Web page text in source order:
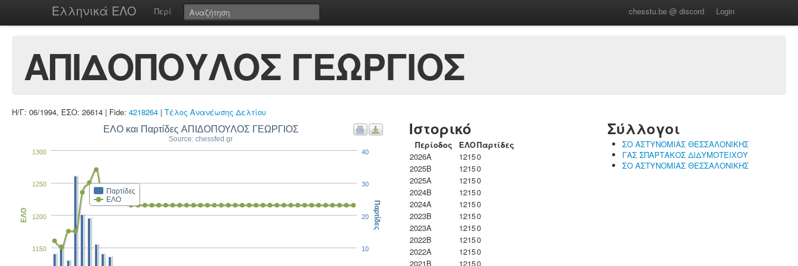
Ελληνικά ΕΛΟ Περί chesstu.be @ discord Login
ΑΠΙΔΟΠΟΥΛΟΣ ΓΕΩΡΓΙΟΣ
Η/Γ: 06/1994, ΕΣΟ: 26614 | Fide: 4218264 | Τέλος Ανανέωσης Δελτίου
ΕΛΟ και Παρτίδες ΑΠΙΔΟΠΟΥΛΟΣ ΓΕΩΡΓΙΟΣ
Source: chessfed.gr
Παρτίδες
ΕΛΟ
1150
1200
1250
1300
ΕΛΟ
10
20
30
40
Παρτίδες
Ιστορικό
Περίοδος ΕΛΟΠαρτίδες
2026A
12150
2025B
12150
2025A
12150
2024B
12150
2024A
12150
2023B
12150
2023Α
12150
2022B
12150
2022A
12150
2021B
12150
Σύλλογοι
ΣΟ ΑΣΤΥΝΟΜΙΑΣ ΘΕΣΣΑΛΟΝΙΚΗΣ
ΓΑΣ ΣΠΑΡΤΑΚΟΣ ΔΙΔΥΜΟΤΕΙΧΟΥ
ΣΟ ΑΣΤΥΝΟΜΙΑΣ ΘΕΣΣΑΛΟΝΙΚΗΣ